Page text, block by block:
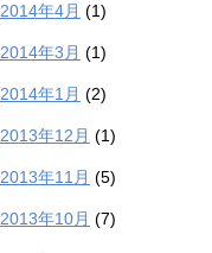
2014年4月 (1)
2014年3月 (1)
2014年1月 (2)
2013年12月 (1)
2013年11月 (5)
2013年10月 (7)